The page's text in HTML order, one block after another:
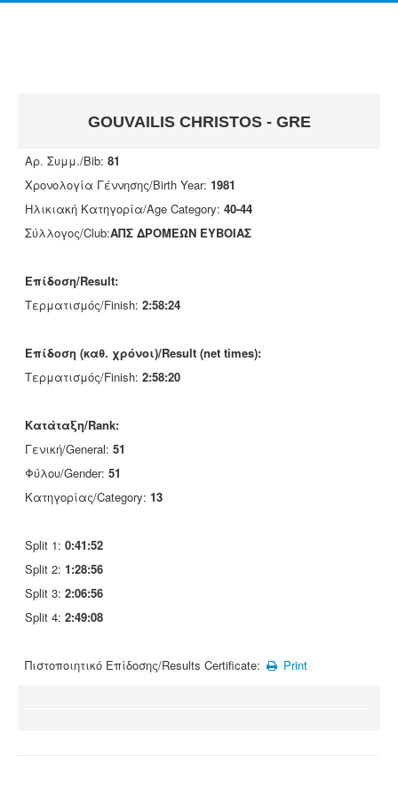
GOUVAILIS CHRISTOS - GRE
Αρ. Συμμ./Bib: 81
Χρονολογία Γέννησης/Birth Year: 1981
Ηλικιακή Κατηγορία/Age Category: 40-44
Σύλλογος/Club:ΑΠΣ ΔΡΟΜΕΩΝ ΕΥΒΟΙΑΣ
Επίδοση/Result:
Τερματισμός/Finish: 2:58:24
Επίδοση (καθ. χρόνοι)/Result (net times):
Τερματισμός/Finish: 2:58:20
Κατάταξη/Rank:
Γενική/General: 51
Φύλου/Gender: 51
Κατηγορίας/Category: 13
Split 1: 0:41:52
Split 2: 1:28:56
Split 3: 2:06:56
Split 4: 2:49:08
Πιστοποιητικό Επίδοσης/Results Certificate: Print